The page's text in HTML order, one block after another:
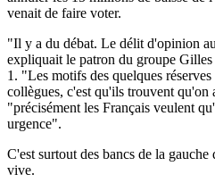
venait de faire voter.
"Il y a du débat. Le délit d'opinion
expliquait le patron du groupe
1. "Les motifs des quelques
collègues, c'est qu'ils trouvent qu'on
"précisément les Français veulent
urgence".
C'est surtout des bancs de la
vive.